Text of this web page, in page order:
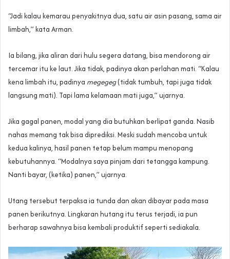
“Jadi kalau kemarau penyakitnya dua, satu air asin pasang, sama air
limbah,” kata Arman.
Ia bilang, jika aliran dari hulu segera datang, bisa mendorong air
tercemar itu ke laut. Jika tidak, padinya akan perlahan mati. “Kalau
kena limbah itu, padinya megegeg(tidak tumbuh, tapi juga tidak
langsung mati). Tapi lama kelamaan mati juga,” ujarnya.
Jika gagal panen, modal yang dia butuhkan berlipat ganda. Nasib
nahas memang tak bisa diprediksi. Meski sudah mencoba untuk
kedua kalinya, hasil panen tetap belum mampu menopang
kebutuhannya. “Modalnya saya pinjam dari tetangga kampung.
Nanti bayar, (ketika) panen,” ujarnya.
Utang tersebut terpaksa ia tunda dan akan dibayar pada masa
panen berikutnya. Lingkaran hutang itu terus terjadi, ia pun
berharap sawahnya bisa kembali produktif seperti sediakala.